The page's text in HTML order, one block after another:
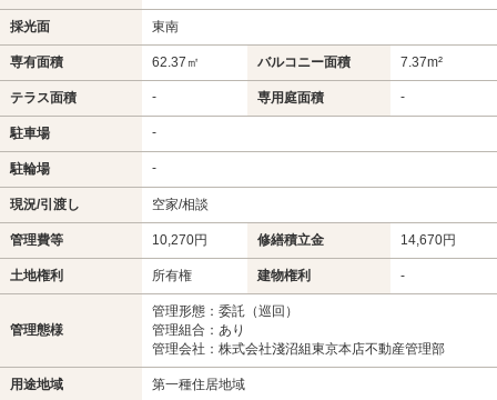
採光面 東南
専有面積 62.37㎡ バルコニー面積 7.37m²
テラス面積 - 専用庭面積 -
駐車場 -
駐輪場 -
現況/引渡し 空家/相談
管理費等 10,270円 修繕積立金 14,670円
土地権利 所有権 建物権利 -
管理態様
管理形態：委託（巡回）
管理組合：あり
管理会社：株式会社淺沼組東京本店不動産管理部
用途地域 第一種住居地域